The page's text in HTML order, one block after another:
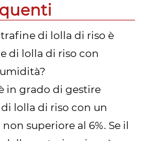
di lolla di riso è
di lolla di riso con
in grado di gestire
lolla di riso con un
superiore al 6%. Se il